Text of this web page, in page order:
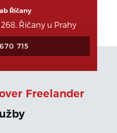
Říčany
Říčany u Prahy
715
Freelander